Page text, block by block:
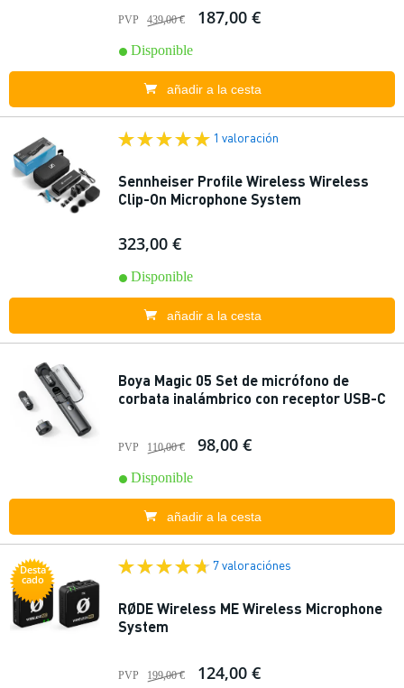
PVP 439,00 € 187,00 €
Disponible
añadir a la cesta
1 valoración
Sennheiser Profile Wireless Wireless
Clip-On Microphone System
323,00 €
Disponible
añadir a la cesta
Boya Magic 05 Set de micrófono de
corbata inalámbrico con receptor USB-C
PVP 110,00 € 98,00 €
Disponible
añadir a la cesta
Desta
cado
7 valoraciónes
RØDE Wireless ME Wireless Microphone
System
PVP 199,00 € 124,00 €